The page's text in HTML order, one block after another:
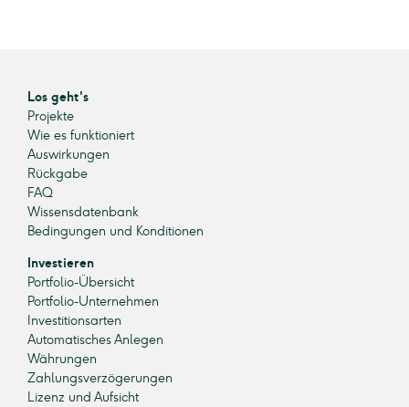
Los geht's
Projekte
Wie es funktioniert
Auswirkungen
Rückgabe
FAQ
Wissensdatenbank
Bedingungen und Konditionen
Investieren
Portfolio-Übersicht
Portfolio-Unternehmen
Investitionsarten
Automatisches Anlegen
Währungen
Zahlungsverzögerungen
Lizenz und Aufsicht